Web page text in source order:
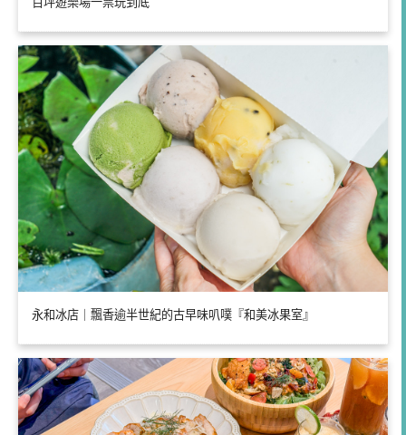
永和冰店｜飄香逾半世紀的古早味叭噗『和美冰果室』